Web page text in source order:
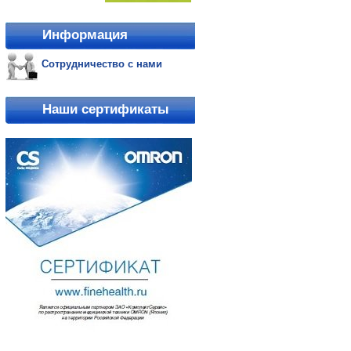
Информация
Сотрудничество с нами
Наши сертификаты